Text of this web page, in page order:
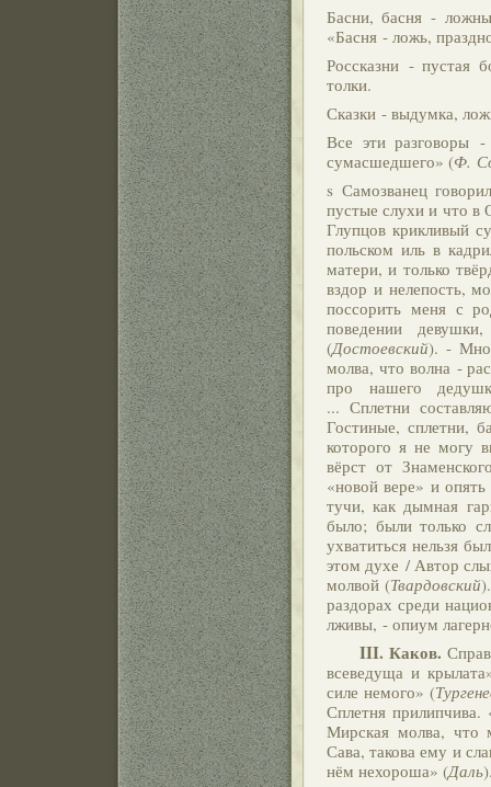
Басни, басня -
«Басня - ложь,
Россказни - пустая
толки.
Сказки - выдумка,
Все эти разговоры
сумасшедшего» (Ф.
s Самозванец
пустые слухи и что в
Глупцов крикливый
польском иль в
матери, и только
вздор и нелепость,
поссорить меня с
поведении
(Достоевский). -
молва, что волна -
про нашего
... Сплетни
Гостиные, сплетни,
которого я не могу
вёрст от
«новой вере» и
тучи, как дымная
было; были только
ухватиться нельзя
этом духе / Автор
молвой (Твардовский
раздорах среди
лживы, - опиум
III. Каков.
всеведуща и
силе немого» (
Сплетня
Мирская молва, что
Сава, такова ему и
нём нехороша» (Даль